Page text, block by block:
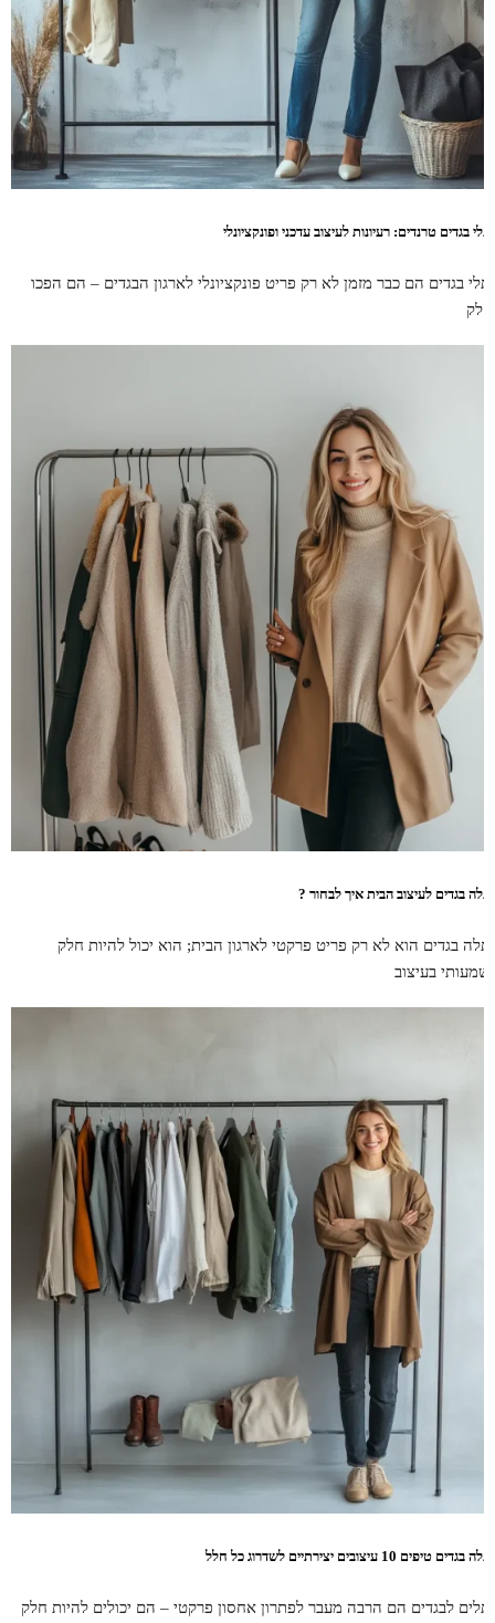
בגדים טרנדים: רעיונות לעיצוב עדכני ופונקציונלי
בגדים הם כבר מזמן לא רק פריט פונקציונלי לארגון הבגדים – הם הפכו
בגדים לעיצוב הבית איך לבחור ?
בגדים הוא לא רק פריט פרקטי לארגון הבית; הוא יכול להיות חלק
בעיצוב
בגדים טיפים 10 עיצובים יצירתיים לשדרוג כל חלל
לבגדים הם הרבה מעבר לפתרון אחסון פרקטי – הם יכולים להיות חלק